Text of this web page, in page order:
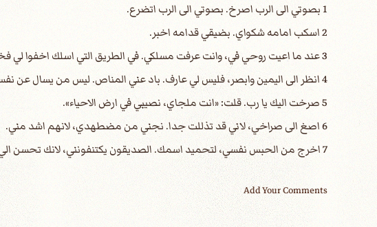
1 بصوتي الى الرب اصرخ. بصوتي الى الرب اتضرع.
2 اسكب امامه شكواي. بضيقي قدامه اخبر.
3 عند ما اعيت روحي في، وانت عرفت مسلكي. في الطريق التي اسلك اخفوا لي فخا.
4 انظر الى اليمين وابصر، فليس لي عارف. باد عني المناص. ليس من يسال عن نفسي.
5 صرخت اليك يا رب. قلت: «انت ملجاي، نصيبي في ارض الاحياء».
6 اصغ الى صراخي، لاني قد تذللت جدا. نجني من مضطهدي، لانهم اشد مني.
7 اخرج من الحبس نفسي، لتحميد اسمك. الصديقون يكتنفونني، لانك تحسن الي.
Add Your Comments